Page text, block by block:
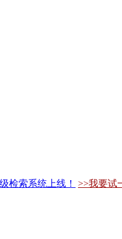
检索系统上线！
>>我要试